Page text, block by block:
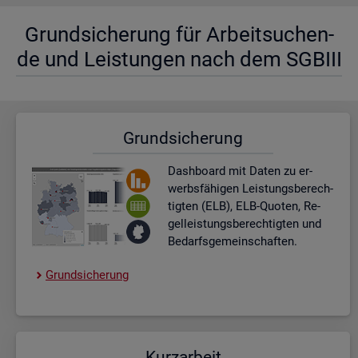
Grund­si­che­rung für Ar­beit­su­chen­
de und Leis­tun­gen nach dem SGBIII
Grund­si­che­rung
Dash­board mit Daten zu er­
werbs­fä­hi­gen Leis­tungs­be­rech­
tig­ten (ELB), ELB-Quo­ten, Re­
gel­leis­tungs­be­rech­tig­ten und
Be­darfs­ge­mein­schaf­ten.
Grund­si­che­rung